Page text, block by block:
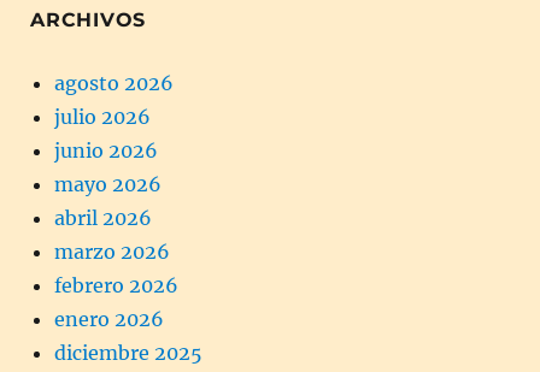
ARCHIVOS
agosto 2026
julio 2026
junio 2026
mayo 2026
abril 2026
marzo 2026
febrero 2026
enero 2026
diciembre 2025